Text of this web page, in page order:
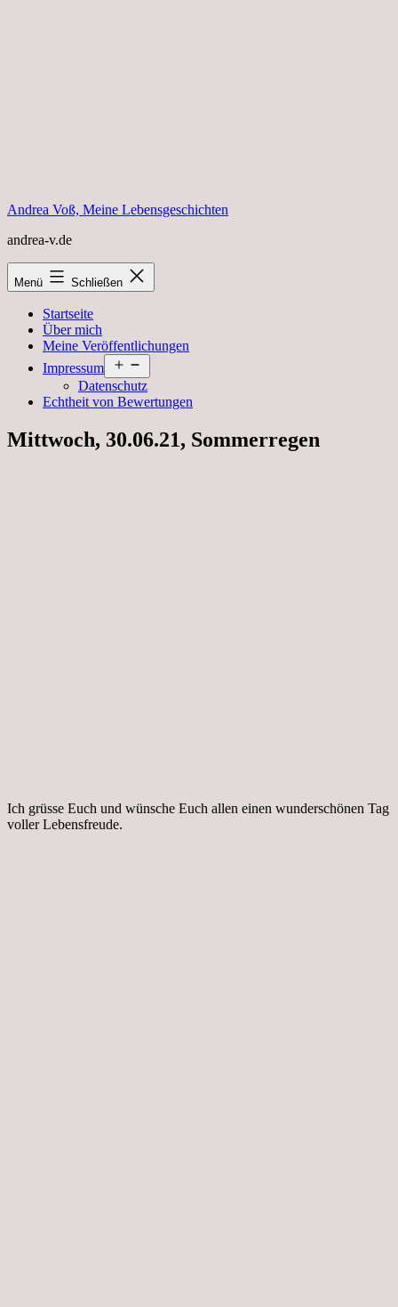
Andrea Voß, Meine Lebensgeschichten
andrea-v.de
Menü Schließen
Startseite
Über mich
Meine Veröffentlichungen
Impressum
öffnen
Datenschutz
Echtheit von Bewertungen
Mittwoch, 30.06.21, Sommerregen
Ich grüsse Euch und wünsche Euch allen einen wunderschönen Tag
voller Lebensfreude.